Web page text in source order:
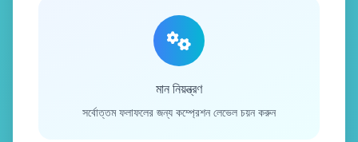
মান নিয়ন্ত্রণ
সর্বোত্তম ফলাফলের জন্য কম্প্রেশন লেভেল চয়ন করুন